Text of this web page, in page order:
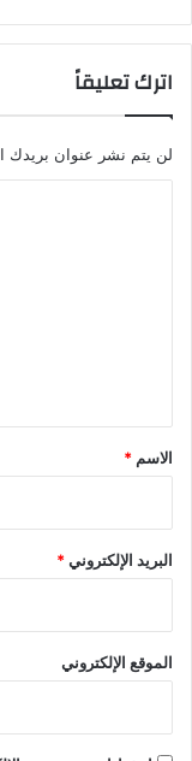
اترك تعليقاً
لن يتم نشر عنوان بريدك
*
الاسم *
البريد الإلكتروني*
الموقع الإلكتروني